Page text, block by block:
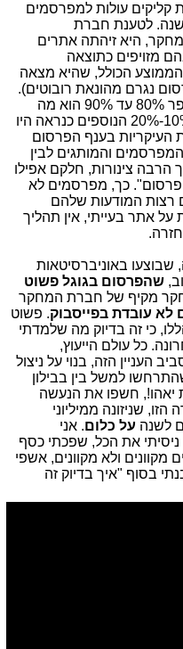
קליקים עולות למפרסמים
לשנה. לטענת חברת
היא זיהתה אתרים
בהם מזויפים כתוצאה
הכולל, שהיא מצאה
נגרם מהונאת רובוטים).
מהניסיון האישי שלי (בישראל), המספר 80% עד 90% הוא מה
שאני חשתי ומצאתי בבדיקות שלי (10%-20% הנוספים כנראה היו
העיקריות בענף הפרסום
והמותגים לבין
צינורות, חלקם אפילו
פרסום". כך, מפרסמים לא
המודעות שלהם
אתר בעייתי, אין תהליך
באוניברסיטאות
שהפרסום בגוגל פשוט
מקיף של חברת המחקר
עובדת בפייסבוק. פשוט
כי זה בדיוק מה שלמדתי
כל עולם הייעוץ,
העניין הזה, בנוי על ניצול
למשל בין בבילון
יאהו!, חשפו את הנעשה
שניזונה ממיליוני
לשנה על כלום. אני
את הכל, שפכתי כסף
מקוונים ולא מקוונים, אשפי
בסוף "איך בדיוק זה